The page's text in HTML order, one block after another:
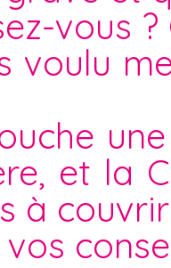
vous
voulu
et la
à